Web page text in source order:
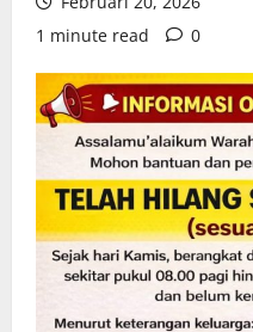
1 minute read
0